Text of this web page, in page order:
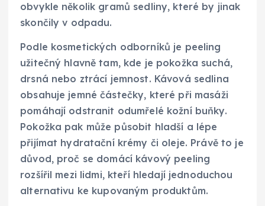
obvykle několik gramů sedliny, které by jinak
skončily v odpadu.
Podle kosmetických odborníků je peeling
užitečný hlavně tam, kde je pokožka suchá,
drsná nebo ztrácí jemnost. Kávová sedlina
obsahuje jemné částečky, které při masáži
pomáhají odstranit odumřelé kožní buňky.
Pokožka pak může působit hladší a lépe
přijímat hydratační krémy či oleje. Právě to je
důvod, proč se domácí kávový peeling
rozšířil mezi lidmi, kteří hledají jednoduchou
alternativu ke kupovaným produktům.